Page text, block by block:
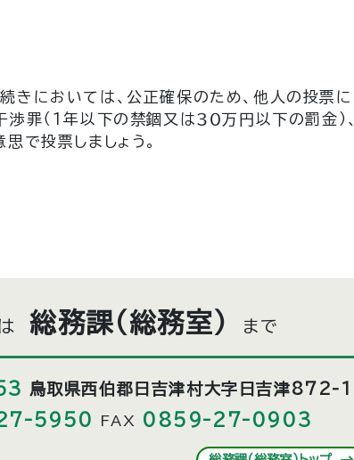
きにおいては、公正確保のため、他人の投票
罪（１年以下の禁錮又は３０万円以下の罰金
で投票しましょう。
総務課（総務室） まで
鳥取県西伯郡日吉津村大字日吉津872-
5950 FAX 0859-27-0903